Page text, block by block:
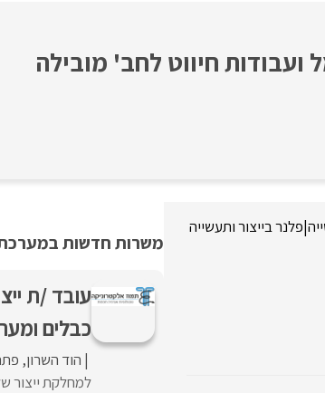
ועבודות חיווט לחב' מובילה
|פלנר בייצור ותעשייה
משרות חדשות במערכת
עובד /ת
כבלים
הוד השרון
למחלקת ייצור